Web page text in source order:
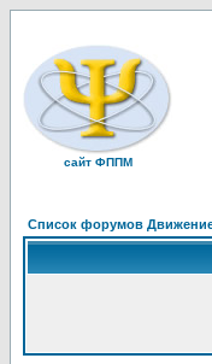
сайт ФППМ
Список форумов Движение